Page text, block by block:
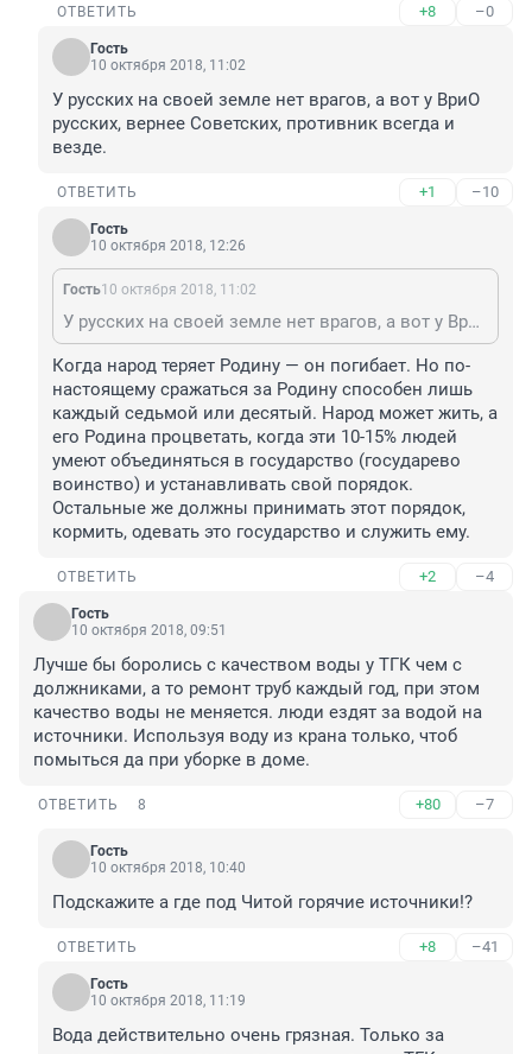
ОТВЕТИТЬ +8 –0
Гость
10 октября 2018, 11:02
У русских на своей земле нет врагов, а вот у ВриО
русских, вернее Советских, противник всегда и
везде.
ОТВЕТИТЬ +1 –10
Гость
10 октября 2018, 12:26
Гость10 октября 2018, 11:02
У русских на своей земле нет врагов, а вот у ВриО русских, вернее Советских, противник всегда и везде.
Когда народ теряет Родину — он погибает. Но по-
настоящему сражаться за Родину способен лишь
каждый седьмой или десятый. Народ может жить, а
его Родина процветать, когда эти 10-15% людей
умеют объединяться в государство (государево
воинство) и устанавливать свой порядок.
Остальные же должны принимать этот порядок,
кормить, одевать это государство и служить ему.
ОТВЕТИТЬ +2 –4
Гость
10 октября 2018, 09:51
Лучше бы боролись с качеством воды у ТГК чем с
должниками, а то ремонт труб каждый год, при этом
качество воды не меняется. люди ездят за водой на
источники. Используя воду из крана только, чтоб
помыться да при уборке в доме.
ОТВЕТИТЬ 8 +80 –7
Гость
10 октября 2018, 10:40
Подскажите а где под Читой горячие источники!?
ОТВЕТИТЬ +8 –41
Гость
10 октября 2018, 11:19
Вода действительно очень грязная. Только за